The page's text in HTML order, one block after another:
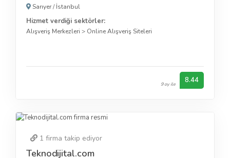
Sarıyer/İstanbul
Hizmet verdiği sektörler:
Alışveriş Merkezleri > Online Alışveriş Siteleri
9 oy ile 8.44
1 firma takip ediyor
Teknodijital.com